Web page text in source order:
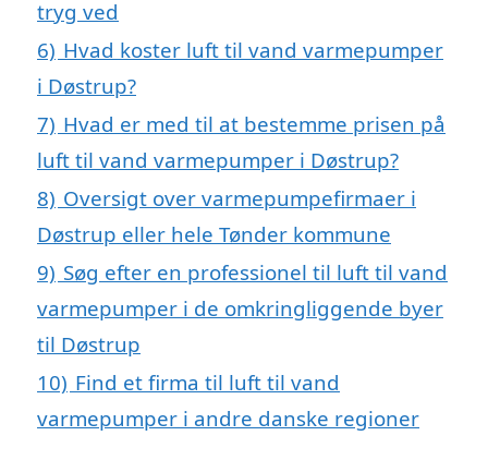
tryg ved
6) Hvad koster luft til vand varmepumper
i Døstrup?
7) Hvad er med til at bestemme prisen på
luft til vand varmepumper i Døstrup?
8) Oversigt over varmepumpefirmaer i
Døstrup eller hele Tønder kommune
9) Søg efter en professionel til luft til vand
varmepumper i de omkringliggende byer
til Døstrup
10) Find et firma til luft til vand
varmepumper i andre danske regioner